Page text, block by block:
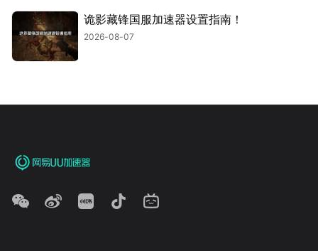
诡影藏锋国服加速器设置指南！
2026-08-07